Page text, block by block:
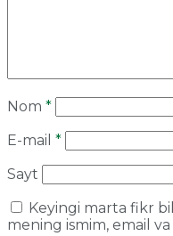
Nom *
E-mail *
Sayt
Keyingi marta fikr
mening ismim, email